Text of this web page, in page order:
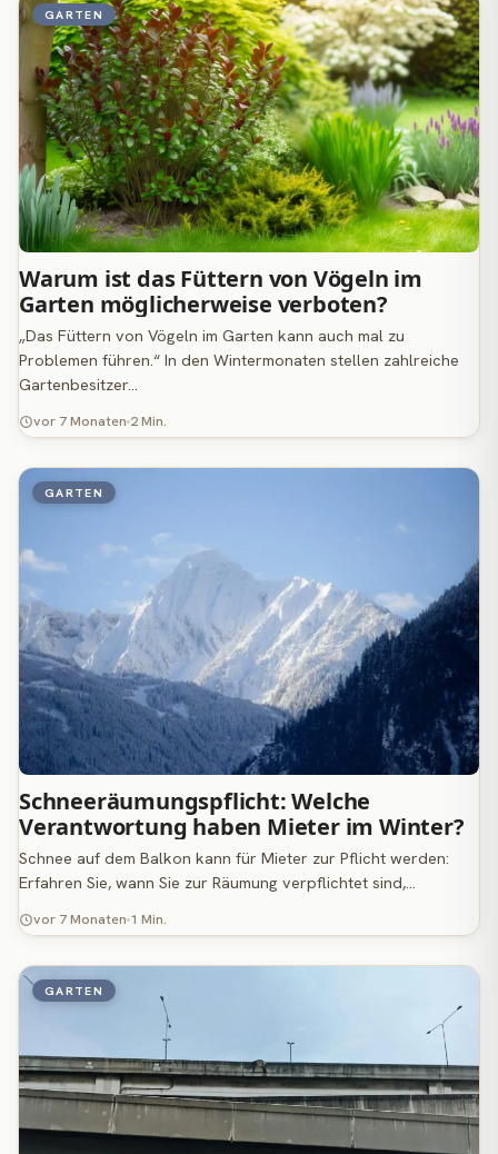
GARTEN
Warum ist das Füttern von Vögeln im
Garten möglicherweise verboten?
„Das Füttern von Vögeln im Garten kann auch mal zu
Problemen führen.“ In den Wintermonaten stellen zahlreiche
Gartenbesitzer…
vor 7 Monaten 2 Min.
GARTEN
Schneeräumungspflicht: Welche
Verantwortung haben Mieter im Winter?
Schnee auf dem Balkon kann für Mieter zur Pflicht werden:
Erfahren Sie, wann Sie zur Räumung verpflichtet sind,…
vor 7 Monaten 1 Min.
GARTEN